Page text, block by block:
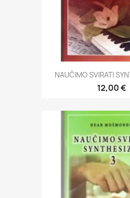
NAUČIMO SVIRATI
12,00 €